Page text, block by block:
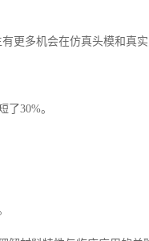
更多机会在仿真头模和真实
30%。